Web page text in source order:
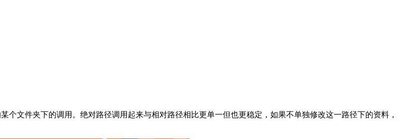
个文件夹下的调用。绝对路径调用起来与相对路径相比更单一但也更稳定，如果不单独修改这一路径下的资料，